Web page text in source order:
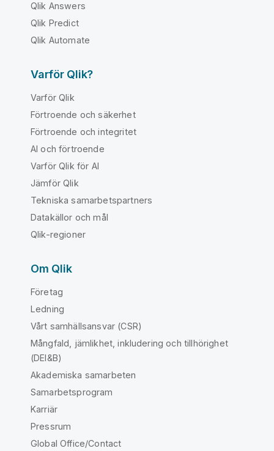
Qlik Answers
Qlik Predict
Qlik Automate
Varför Qlik?
Varför Qlik
Förtroende och säkerhet
Förtroende och integritet
AI och förtroende
Varför Qlik för AI
Jämför Qlik
Tekniska samarbetspartners
Datakällor och mål
Qlik-regioner
Om Qlik
Företag
Ledning
Vårt samhällsansvar (CSR)
Mångfald, jämlikhet, inkludering och tillhörighet
(DEI&B)
Akademiska samarbeten
Samarbetsprogram
Karriär
Pressrum
Global Office/Contact